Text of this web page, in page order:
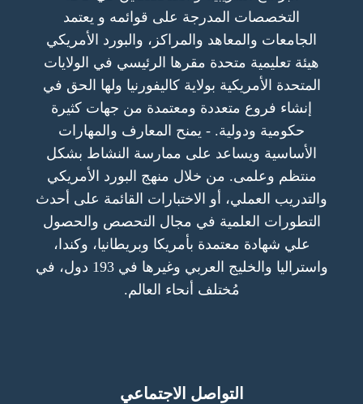
التخصصات المدرجة على قوائمه و يعتمد
الجامعات والمعاهد والمراكز، والبورد الأمريكي
هيئة تعليمية متحدة مقرها الرئيسي في الولايات
المتحدة الأمريكية بولاية كاليفورنيا ولها الحق في
إنشاء فروع متعددة ومعتمدة من جهات كثيرة
حكومية ودولية. - يمنح المعارف والمهارات
الأساسية ويساعد على ممارسة النشاط بشكل
منتظم وعلمى. من خلال منهج البورد الأمريكي
والتدريب العملي، أو الاختبارات القائمة على أحدث
التطورات العلمية في مجال التحصص والحصول
علي شهادة معتمدة بأمريكا وبريطانيا، وكندا،
واستراليا والخليج العربي وغيرها في 193 دول، في
مُختلف أنحاء العالم.
التواصل الاجتماعي